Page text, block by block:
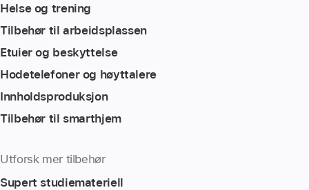
Helse og trening
Tilbehør til arbeidsplassen
Etuier og beskyttelse
Hodetelefoner og høyttalere
Innholdsproduksjon
Tilbehør til smarthjem
Utforsk mer tilbehør
Supert studiemateriell